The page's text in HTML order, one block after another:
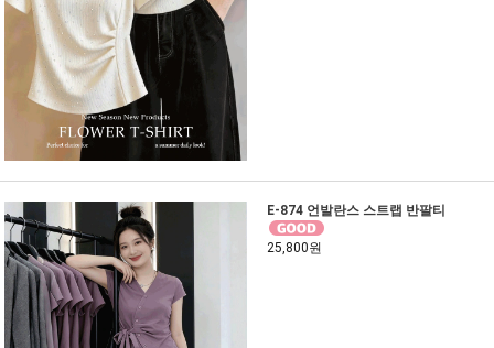
E-874 언발란스 스트랩 반팔티
25,800원